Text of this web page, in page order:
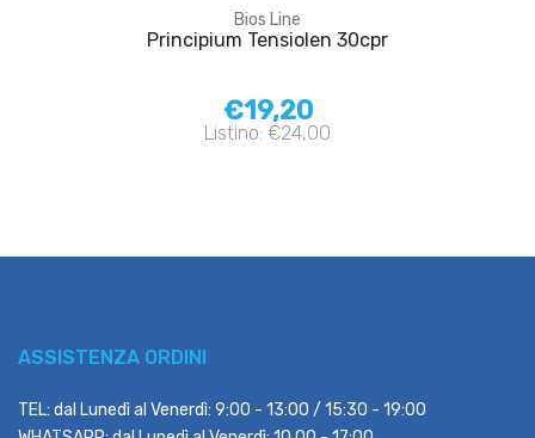
Bios Line
Principium Tensiolen 30cpr
€19,20
Listino: €24,00
ASSISTENZA ORDINI
TEL: dal Lunedì al Venerdì: 9:00 - 13:00 / 15:30 - 19:00